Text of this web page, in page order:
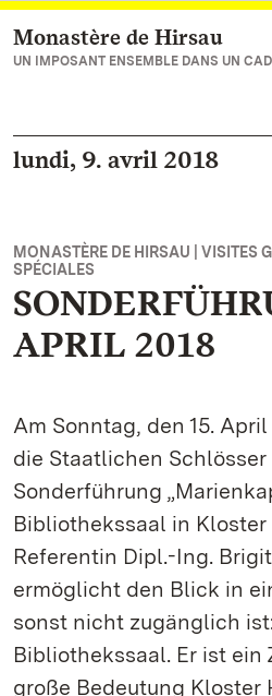
Vers la page d’accueil
Monastère de Hirsau
UN IMPOSANT ENSEMBLE DANS UN
lundi, 9. avril 2018
MONASTÈRE DE HIRSAU | VISITES
SPÉCIALES
APRIL 2018
Am Sonntag, den 15.
die Staatlichen
Sonderführung
Bibliothekssaal in Kloster
Referentin Dipl.-Ing.
ermöglicht den Blick in
sonst nicht zugänglich
Bibliothekssaal. Er ist ein
große Bedeutung Kloster